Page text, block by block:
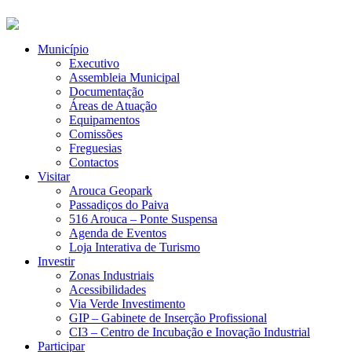
Município
Executivo
Assembleia Municipal
Documentação
Áreas de Atuação
Equipamentos
Comissões
Freguesias
Contactos
Visitar
Arouca Geopark
Passadiços do Paiva
516 Arouca – Ponte Suspensa
Agenda de Eventos
Loja Interativa de Turismo
Investir
Zonas Industriais
Acessibilidades
Via Verde Investimento
GIP – Gabinete de Inserção Profissional
CI3 – Centro de Incubação e Inovação Industrial
Participar